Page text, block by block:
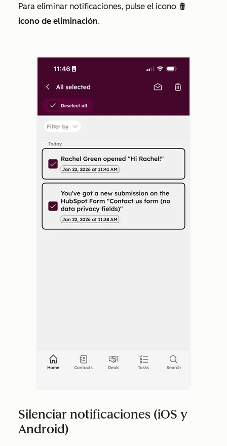
Para eliminar notificaciones, pulse el icono deleteIcon
icono de eliminación.
Silenciar notificaciones (iOS y
Android)